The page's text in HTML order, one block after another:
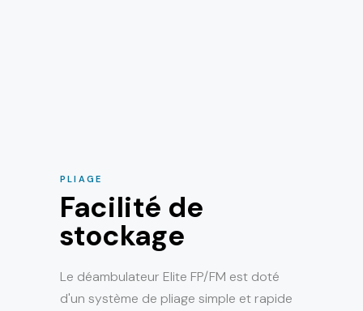
PLIAGE
Facilité de
stockage
Le déambulateur Elite FP/FM est doté
d'un système de pliage simple et rapide